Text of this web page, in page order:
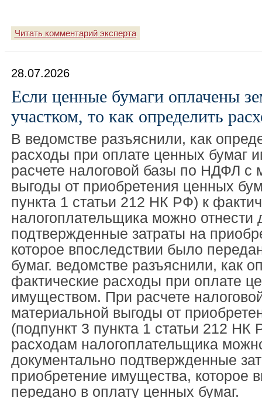
Читать комментарий эксперта
28.07.2026
Если ценные бумаги оплачены
участком, то как определить
В ведомстве разъяснили, как
расходы при оплате ценных бумаг
расчете налоговой базы по НДФЛ с
выгоды от приобретения ценных
пункта 1 статьи 212 НК РФ) к
налогоплательщика можно отнести
подтвержденные затраты на
которое впоследствии было
бумаг. ведомстве разъяснили, как
фактические расходы при оплате
имуществом. При расчете
материальной выгоды от
(подпункт 3 пункта 1 статьи 212 НК
расходам налогоплательщика
документально подтвержденные
приобретение имущества, которое
передано в оплату ценных бумаг.